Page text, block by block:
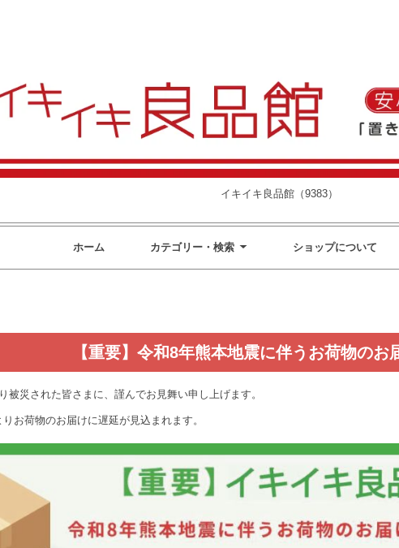
イキイキ良品館（9383）
ホーム カテゴリー・検索 ショップについて
【重要】令和8年熊本地震に伴うお荷物のお
被災された皆さまに、謹んでお見舞い申し上げます。
お荷物のお届けに遅延が見込まれます。